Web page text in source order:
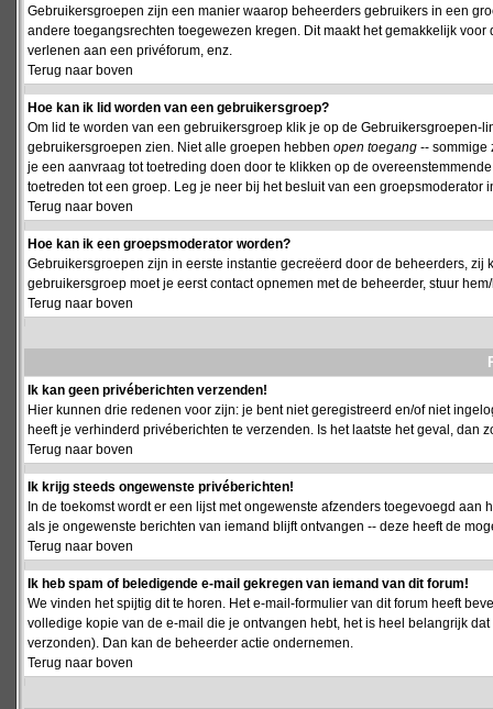
Gebruikersgroepen zijn een manier waarop beheerders gebruikers in een
andere toegangsrechten toegewezen kregen. Dit maakt het gemakkelijk
verlenen aan een privéforum, enz.
Terug naar boven
Hoe kan ik lid worden van een gebruikersgroep?
Om lid te worden van een gebruikersgroep klik je op de
gebruikersgroepen zien. Niet alle groepen hebben open toegang -- sommige
je een aanvraag tot toetreding doen door te klikken op de
toetreden tot een groep. Leg je neer bij het besluit van een
Terug naar boven
Hoe kan ik een groepsmoderator worden?
Gebruikersgroepen zijn in eerste instantie gecreëerd door de beheerders,
gebruikersgroep moet je eerst contact opnemen met de beheerder, stuur
Terug naar boven
Ik kan geen privéberichten verzenden!
Hier kunnen drie redenen voor zijn: je bent niet geregistreerd en/of niet
heeft je verhinderd privéberichten te verzenden. Is het laatste het geval, dan
Terug naar boven
Ik krijg steeds ongewenste privéberichten!
In de toekomst wordt er een lijst met ongewenste afzenders toegevoegd
als je ongewenste berichten van iemand blijft ontvangen -- deze heeft de
Terug naar boven
Ik heb spam of beledigende e-mail gekregen van iemand van dit forum!
We vinden het spijtig dit te horen. Het e-mail-formulier van dit forum heeft
volledige kopie van de e-mail die je ontvangen hebt, het is heel belangrijk
verzonden). Dan kan de beheerder actie ondernemen.
Terug naar boven